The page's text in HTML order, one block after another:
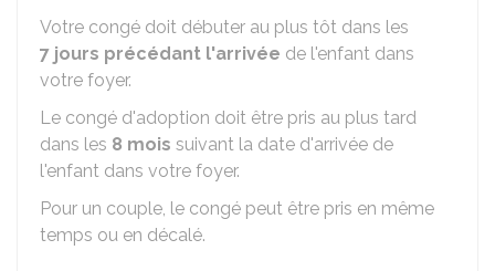
Votre congé doit débuter au plus tôt dans les
7 jours précédant l'arrivée de l'enfant dans
votre foyer.
Le congé d'adoption doit être pris au plus tard
dans les 8 mois suivant la date d'arrivée de
l'enfant dans votre foyer.
Pour un couple, le congé peut être pris en même
temps ou en décalé.